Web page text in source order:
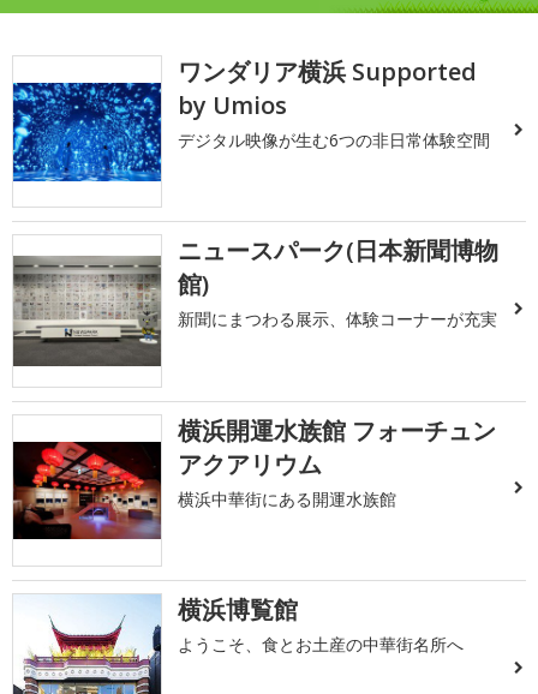
ワンダリア横浜 Supported
by Umios
デジタル映像が生む6つの非日常体験空間
ニュースパーク(日本新聞博物
館)
新聞にまつわる展示、体験コーナーが充実
横浜開運水族館 フォーチュン
アクアリウム
横浜中華街にある開運水族館
横浜博覧館
ようこそ、食とお土産の中華街名所へ